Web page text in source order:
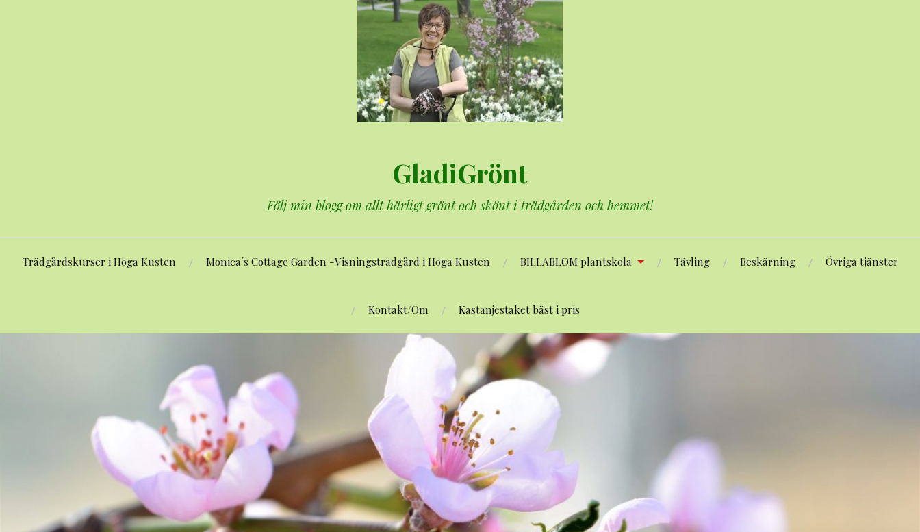
GladiGrönt
Följ min blogg om allt härligt grönt och skönt i trädgården och hemmet!
Trädgårdskurser i Höga Kusten Monica´s Cottage Garden -Visningsträdgård i Höga Kusten BILLABLOM plantskola Tävling Beskärning Övriga tjänster
Kontakt/Om Kastanjestaket bäst i pris